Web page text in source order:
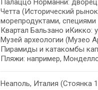
Палаццо Норманни:
Четта (Исторический
морепродуктами, специями
Квартал Бальзано иКикко:
Музей археологии (Музео
Пирамиды и катакомбы
Пляжи: например,
Неаполь, Италия (Стоянка